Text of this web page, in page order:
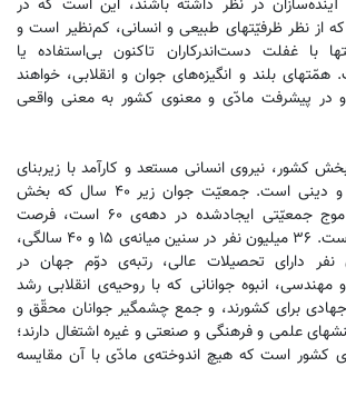
در نظر داشته باشند، این است که در
از نظر ظرفیّتهای طبیعی و انسانی، کم‌نظیر است و
با غفلت دست‌اندرکاران تاکنون بی‌استفاده یا
همّتهای بلند و انگیزه‌های جوان و انقلابی، خواهند
و در پیشرفت مادّی و معنوی کشور به معنی واقعی
کشور، نیروی انسانی مستعد و کارآمد با زیربنای
عمیق و اصیل ایمانی و دینی است. جمعیّت جوان زیر ۴۰ ‌سال که بخش
مهمّی از آن نتیجه‌ی موج جمعیّتی ایجادشده در دهه‌ی ۶۰ است، فرصت
ارزشمندی برای کشور است. ۳۶ میلیون نفر در سنین میانه‌ی ۱۵ و ۴۰ سالگی،
۱۴ میلیون نفر دارای تحصیلات عالی، رتبه‌ی دوّم جهان در
انبوه جوانانی که با روحیه‌ی انقلابی رشد
برای کشورند، و جمع چشمگیر جوانان محقّق و
علمی و فرهنگی و صنعتی و غیره اشتغال دارند؛
کشور است که هیچ اندوخته‌ی مادّی با آن مقایسه